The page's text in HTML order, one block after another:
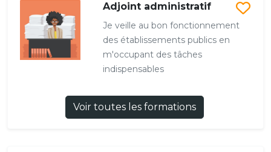
Adjoint administratif
Je veille au bon fonctionnement
des établissements publics en
m'occupant des tâches
indispensables
Voir toutes les formations